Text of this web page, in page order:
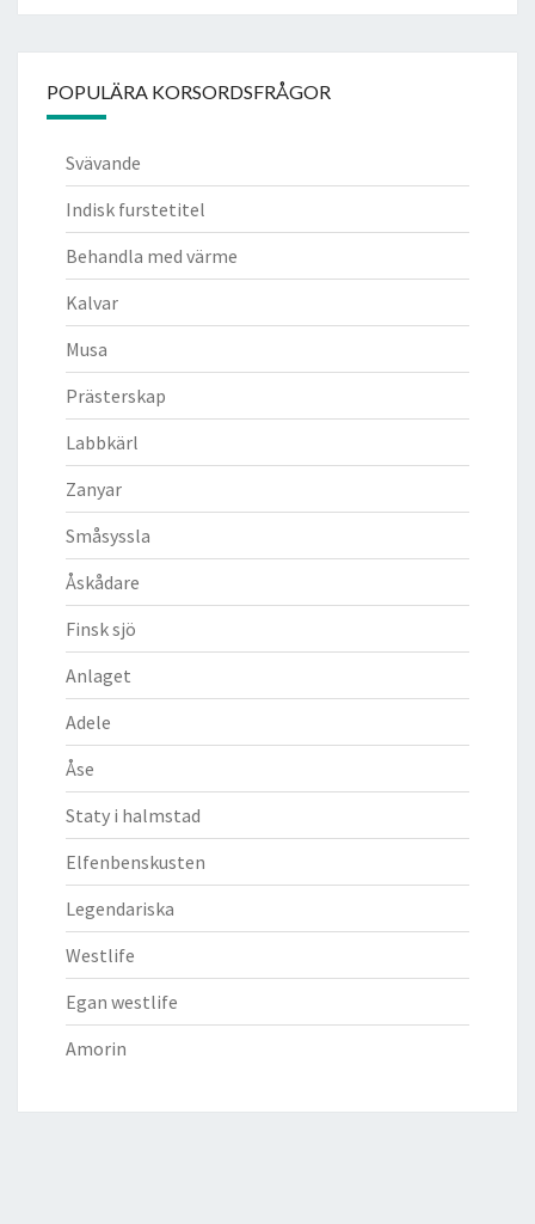
POPULÄRA KORSORDSFRÅGOR
Svävande
Indisk furstetitel
Behandla med värme
Kalvar
Musa
Prästerskap
Labbkärl
Zanyar
Småsyssla
Åskådare
Finsk sjö
Anlaget
Adele
Åse
Staty i halmstad
Elfenbenskusten
Legendariska
Westlife
Egan westlife
Amorin